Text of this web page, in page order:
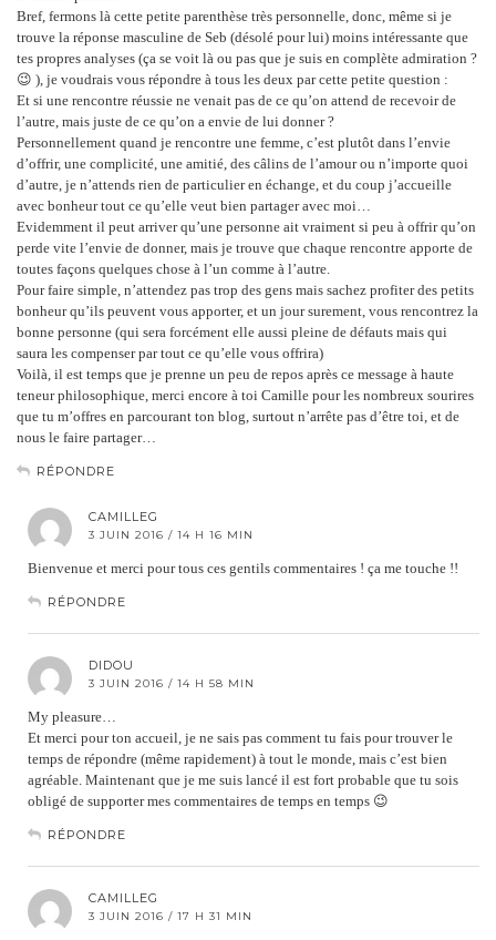
Bref, fermons là cette petite parenthèse très personnelle, donc, même si je
trouve la réponse masculine de Seb (désolé pour lui) moins intéressante que
tes propres analyses (ça se voit là ou pas que je suis en complète admiration ?
😉 ), je voudrais vous répondre à tous les deux par cette petite question :
Et si une rencontre réussie ne venait pas de ce qu’on attend de recevoir de
l’autre, mais juste de ce qu’on a envie de lui donner ?
Personnellement quand je rencontre une femme, c’est plutôt dans l’envie
d’offrir, une complicité, une amitié, des câlins de l’amour ou n’importe quoi
d’autre, je n’attends rien de particulier en échange, et du coup j’accueille
avec bonheur tout ce qu’elle veut bien partager avec moi…
Evidemment il peut arriver qu’une personne ait vraiment si peu à offrir qu’on
perde vite l’envie de donner, mais je trouve que chaque rencontre apporte de
toutes façons quelques chose à l’un comme à l’autre.
Pour faire simple, n’attendez pas trop des gens mais sachez profiter des petits
bonheur qu’ils peuvent vous apporter, et un jour surement, vous rencontrez la
bonne personne (qui sera forcément elle aussi pleine de défauts mais qui
saura les compenser par tout ce qu’elle vous offrira)
Voilà, il est temps que je prenne un peu de repos après ce message à haute
teneur philosophique, merci encore à toi Camille pour les nombreux sourires
que tu m’offres en parcourant ton blog, surtout n’arrête pas d’être toi, et de
nous le faire partager…
RÉPONDRE
CAMILLEG
3 JUIN 2016 / 14 H 16 MIN
Bienvenue et merci pour tous ces gentils commentaires ! ça me touche !!
RÉPONDRE
DIDOU
3 JUIN 2016 / 14 H 58 MIN
My pleasure…
Et merci pour ton accueil, je ne sais pas comment tu fais pour trouver le
temps de répondre (même rapidement) à tout le monde, mais c’est bien
agréable. Maintenant que je me suis lancé il est fort probable que tu sois
obligé de supporter mes commentaires de temps en temps 😉
RÉPONDRE
CAMILLEG
3 JUIN 2016 / 17 H 31 MIN